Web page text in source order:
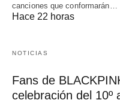
canciones que conformarán…
Hace 22 horas
NOTICIAS
Fans de
celebración del 10º